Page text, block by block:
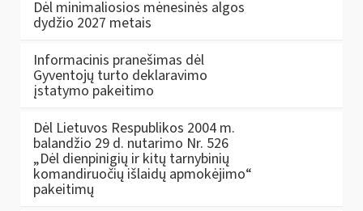
Dėl minimaliosios mėnesinės algos
dydžio 2027 metais
Informacinis pranešimas dėl
Gyventojų turto deklaravimo
įstatymo pakeitimo
Dėl Lietuvos Respublikos 2004 m.
balandžio 29 d. nutarimo Nr. 526
„Dėl dienpinigių ir kitų tarnybinių
komandiruočių išlaidų apmokėjimo“
pakeitimų